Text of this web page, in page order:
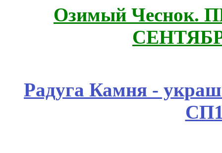
Озимый Чеснок.
Радуга Камня -